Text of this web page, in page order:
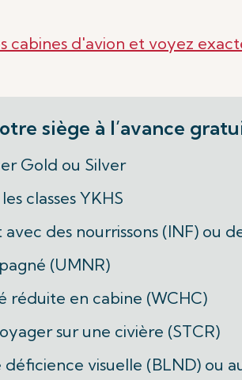
cabines d'avion et voyez
siège à l’avance
Gold ou Silver
classes YKHS
des nourrissons (INF) ou
(UMNR)
réduite en cabine (WCHC)
sur une civière (STCR)
visuelle (BLND) ou